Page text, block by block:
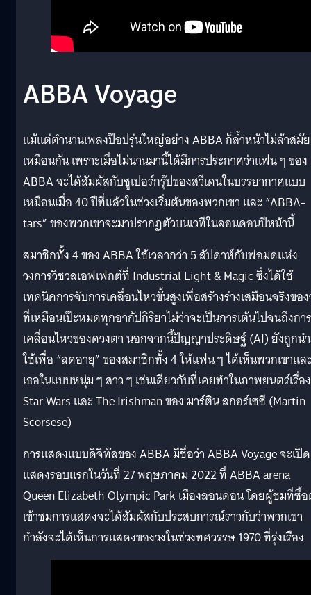
ABBA Voyage
แม้แต่ตำนานเพลงป๊อปรุ่นใหญ่อย่าง ABBA ก็ล้ำหน้าไม่ล้าสมัย
เหมือนกัน เพราะเมื่อไม่นานมานี้ได้มีการประกาศว่าแฟน ๆ ของ
ABBA จะได้สัมผัสกับซูเปอร์กรุ๊ปของสวีเดนในบรรยากาศแบบ
เหมือนเมื่อ 40 ปีที่แล้วในช่วงเริ่มต้นของพวกเขา และ “ABBA-
tars” ของพวกเขาจะมาปรากฏตัวบนเวทีในลอนดอนปีหน้านี้
สมาชิกทั้ง 4 ของ ABBA ใช้เวลากว่า 5 สัปดาห์กับพ่อมดแห่ง
วงการวิชวลเอฟเฟกต์ที่ Industrial Light & Magic ซึ่งได้ใช้
เทคนิคการจับการเคลื่อนไหวขั้นสูงเพื่อสร้างร่างเสมือนจริงขอ
ที่เหมือนเป๊ะหมดทุกอากัปกิริยาไม่ว่าจะเป็นการเต้นไปจนถึงการ
เคลื่อนไหวของดวงตา นอกจากนี้ปัญญาประดิษฐ์ (AI) ยังถูกน
ใช้เพื่อ “ลดอายุ” ของสมาชิกทั้ง 4 ให้แฟน ๆ ได้เห็นพวกเขาแล
เธอในแบบหนุ่ม ๆ สาว ๆ เช่นเดียวกับที่เคยทำในภาพยนตร์เรื่อง
Star Wars และ The Irishman ของ มาร์ติน สกอร์เซซี (Martin
Scorsese)
การแสดงแบบดิจิทัลของ ABBA มีชื่อว่า ABBA Voyage จะเปิด
แสดงรอบแรกในวันที่ 27 พฤษภาคม 2022 ที่ ABBA arena
Queen Elizabeth Olympic Park เมืองลอนดอน โดยผู้ชมที่ซื้
เข้าชมการแสดงจะได้สัมผัสกับประสบการณ์ราวกับว่าพวกเขา
กำลังจะได้เห็นการแสดงของวงในช่วงทศวรรษ 1970 ที่รุ่งเรือง